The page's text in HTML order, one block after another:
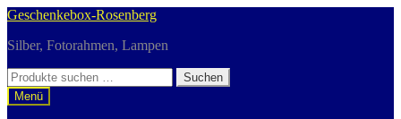
Zur
springen
Zum
springen
Geschenkebox-Rosenberg
Silber, Fotorahmen, Lampen
Suchen
nach:
Suchen
Menü